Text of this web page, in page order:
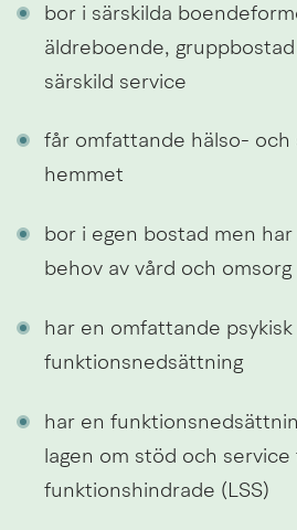
bor i särskilda
äldreboende,
särskild service
får omfattande hälso- och
hemmet
bor i egen bostad men har
behov av vård och omsorg
har en omfattande psykisk
funktionsnedsättning
har en
lagen om stöd och service
funktionshindrade (LSS)